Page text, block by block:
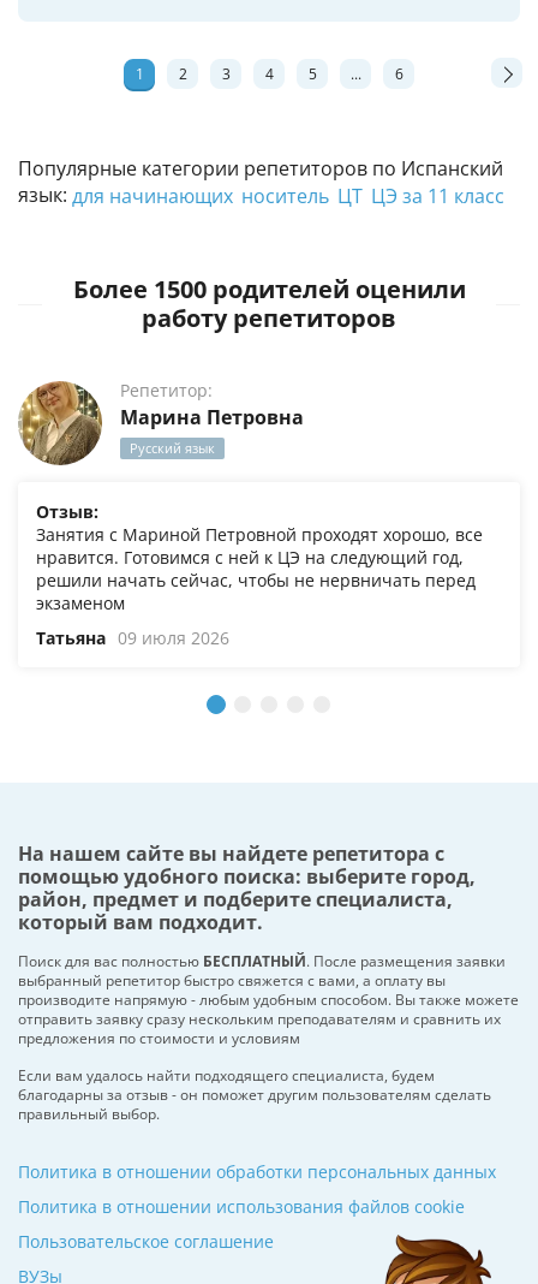
Популярные категории репетиторов по Испанский
язык: для начинающих носитель ЦТ ЦЭ за 11 класс
1 2 3 4 5 ... 6
Более 1500 родителей оценили
работу репетиторов
Репетитор:
Марина Петровна
Русский язык
Отзыв:
Занятия с Мариной Петровной проходят хорошо, все
нравится. Готовимся с ней к ЦЭ на следующий год,
решили начать сейчас, чтобы не нервничать перед
экзаменом
Татьяна 09 июля 2026
На нашем сайте вы найдете репетитора с
помощью удобного поиска: выберите город,
район, предмет и подберите специалиста,
который вам подходит.
Поиск для вас полностью БЕСПЛАТНЫЙ. После размещения заявки
выбранный репетитор быстро свяжется с вами, а оплату вы
производите напрямую - любым удобным способом. Вы также можете
отправить заявку сразу нескольким преподавателям и сравнить их
предложения по стоимости и условиям
Если вам удалось найти подходящего специалиста, будем
благодарны за отзыв - он поможет другим пользователям сделать
правильный выбор.
ВУЗы
Политика в отношении обработки персональных данных
Политика в отношении использования файлов cookie
Пользовательское соглашение